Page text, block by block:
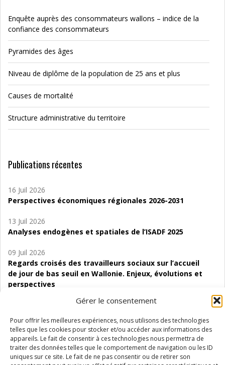
Gérer le consentement
Pour offrir les meilleures expériences, nous utilisons des technologies
telles que les cookies pour stocker et/ou accéder aux informations des
appareils. Le fait de consentir à ces technologies nous permettra de
traiter des données telles que le comportement de navigation ou les ID
uniques sur ce site. Le fait de ne pas consentir ou de retirer son
Enquête auprès des consommateurs wallons – indice de la
confiance des consommateurs
Pyramides des âges
Niveau de diplôme de la population de 25 ans et plus
Causes de mortalité
Structure administrative du territoire
Publications récentes
16 Juil 2026
Perspectives économiques régionales 2026-2031
13 Juil 2026
Analyses endogènes et spatiales de l’ISADF 2025
09 Juil 2026
Regards croisés des travailleurs sociaux sur l’accueil
de jour de bas seuil en Wallonie. Enjeux, évolutions et
perspectives
Étude d’évaluabilité des Structures
d’accompagnement à l’autocréation d’emploi (SAACE)
01 Juil 2026
Pénurie du personnel infirmier :quels indicateurs